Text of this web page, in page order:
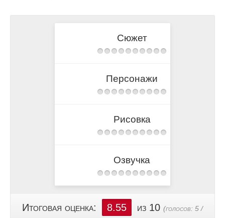
Сюжет
Персонажи
Рисовка
Озвучка
Итоговая оценка: 8.55 из 10 (голосов: 5 /